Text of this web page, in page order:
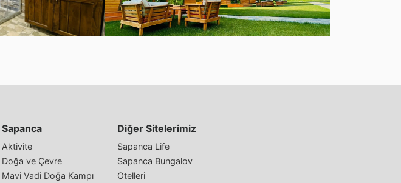
Sapanca
Aktivite
Doğa ve Çevre
Mavi Vadi Doğa Kampı
Diğer Sitelerimiz
Sapanca Life
Sapanca Bungalov
Otelleri